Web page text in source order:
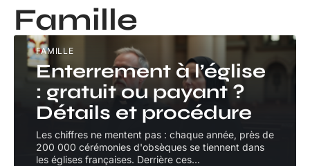
Famille
FAMILLE
Enterrement à l’église
: gratuit ou payant ?
Détails et procédure
Les chiffres ne mentent pas : chaque année, près de
200 000 cérémonies d'obsèques se tiennent dans
les églises françaises. Derrière ces…